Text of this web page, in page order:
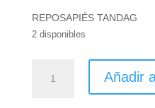
REPOSAPIÉS TANDAG
2 disponibles
TANDAG
Añadir